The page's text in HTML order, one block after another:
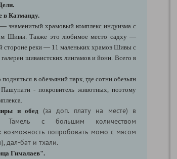
в Катманду.
— знаменитый храмовый комплекс индуизма с
Шивы. Также это любимое место садху —
стороне реки — 11 маленьких храмов Шивы с
шиваистских лингамов и йони. Всего в
в обезьяний парк, где сотни обезьян
- покровитель животных, поэтому
и обед (за доп. плату на месте) в
Тамель с большим количеством
возможность попробовать момо с мясом
дал-бат и тхали.
Гималаев".